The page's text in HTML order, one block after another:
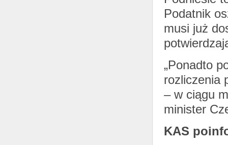
Podatnik
musi już
„Ponadto
rozliczenia
– w ciągu
minister
KAS